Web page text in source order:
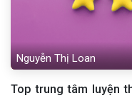
Nguyễn Thị Loan
Top trung tâm luyện